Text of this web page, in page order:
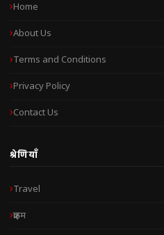
Home
About Us
Terms and Conditions
Privacy Policy
Contact Us
श्रेणियाँ
Travel
क्राइम